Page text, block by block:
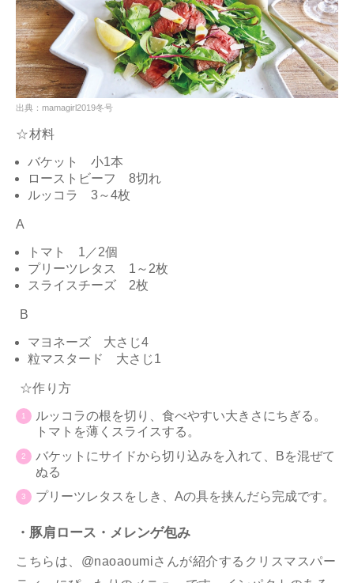
出典：mamagirl2019冬号
☆材料
バケット 小1本
ローストビーフ 8切れ
ルッコラ 3～4枚
A
トマト 1／2個
プリーツレタス 1～2枚
スライスチーズ 2枚
B
マヨネーズ 大さじ4
粒マスタード 大さじ1
☆作り方
ルッコラの根を切り、食べやすい大きさにちぎる。
トマトを薄くスライスする。
バケットにサイドから切り込みを入れて、Bを混ぜて
ぬる
プリーツレタスをしき、Aの具を挟んだら完成です。
・豚肩ロース・メレンゲ包み
こちらは、@naoaoumiさんが紹介するクリスマスパー